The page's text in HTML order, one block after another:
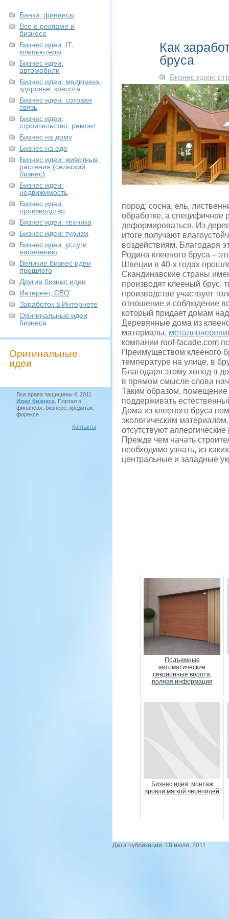
Банки, финансы
Все о рекламе и
бизнесе
Бизнес идеи: IT,
компьютеры
Бизнес идеи:
автомобили
Бизнес идеи: медицина,
здоровье, красота
Бизнес идеи: сотовая
связь
Бизнес идеи:
строительство, ремонт
Бизнес на дому
Бизнес на еде
Бизнес идеи: животные,
растения (сельский
бизнес)
Бизнес идеи:
недвижимость
Бизнес идеи:
производство
Бизнес идеи: техника
Бизнес идеи: туризм
Бизнес идеи: услуги
населению
Великие бизнес идеи
прошлого
Другие бизнес идеи
Интернет, СЕО
Заработок в Интернете
Оригинальные идеи
бизнеса
Оригинальные
идеи
Как
бруса
Бизнес идеи:
пород: сосна, ель,
обработке, а специфичное
деформироваться. Из
итоге получают
воздействиям. Благодаря
Родина клееного бруса –
Швеции в 40-х годах
Скандинавские страны
производят клееный брус,
производстве участвует
отношение и соблюдение
который придает домам
Деревянные дома из
материалы,
компании roof-facade.com
Преимуществом клееного
температуре на улице, в
Благодаря этому холод в
в прямом смысле слова
Таким образом, помещение
поддерживать
Дома из клееного бруса
экологическим
отсутствуют аллергические
Прежде чем начать
необходимо узнать, из
центральные и западные
Подъемные
автоматические
секционные ворота,
полная информация
Бизнес идея: монтаж
кровли мягкой черепицей
Дата публикации: 18 июля, 2011
Все права защищены © 2011
Идеи бизнеса . Портал о
финансах, бизнесе, кредитах,
форексе
Контакты